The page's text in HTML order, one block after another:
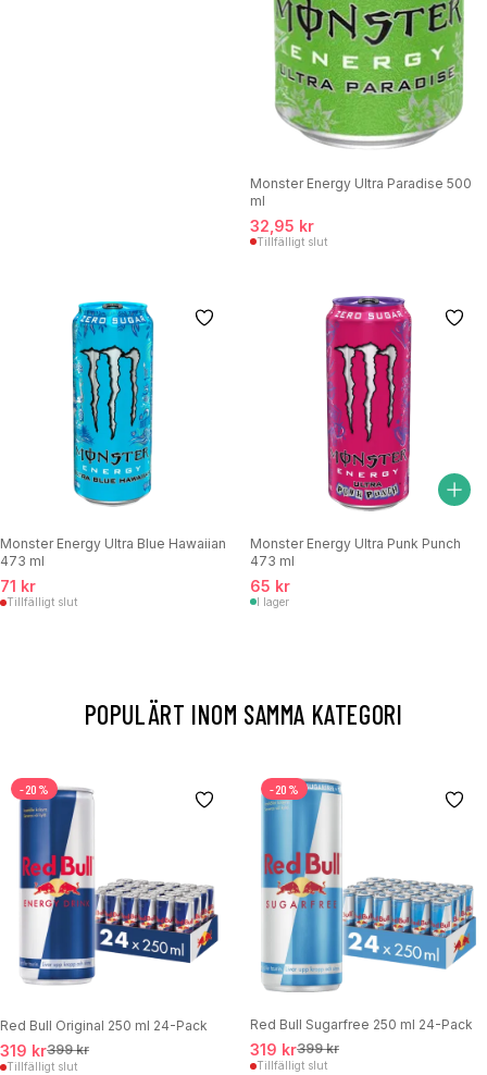
Monster Energy Ultra Paradise 500
ml
32,95 kr
Tillfälligt slut
Monster Energy Ultra Blue Hawaiian
473 ml
71 kr
Tillfälligt slut
Monster Energy Ultra Punk Punch
473 ml
65 kr
I lager
POPULÄRT INOM SAMMA KATEGORI
-20%
Red Bull Original 250 ml 24-Pack
319 kr399 kr
Tillfälligt slut
-20%
Red Bull Sugarfree 250 ml 24-Pack
319 kr399 kr
Tillfälligt slut